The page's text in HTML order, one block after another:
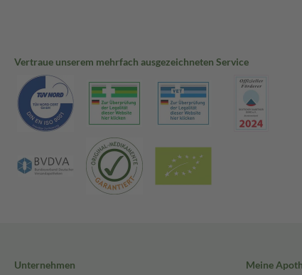
Vertraue unserem mehrfach ausgezeichneten Service
Unternehmen
Meine